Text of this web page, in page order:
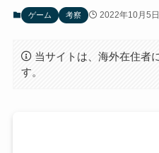
ゲーム 考察 2022年10月5日
当サイトは、海外在住者
す。